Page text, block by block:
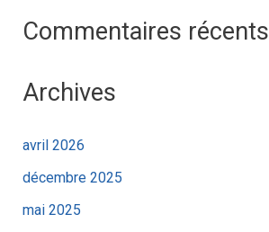
Commentaires récents
Archives
avril 2026
décembre 2025
mai 2025